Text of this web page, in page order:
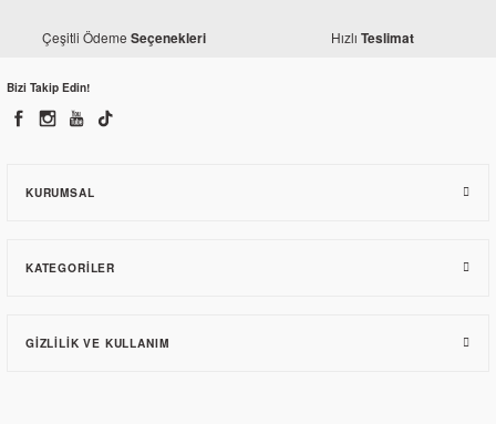
Çeşitli Ödeme Seçenekleri Hızlı Teslimat
Bizi Takip Edin!
KURUMSAL
KATEGORILER
GIZLILIK VE KULLANIM